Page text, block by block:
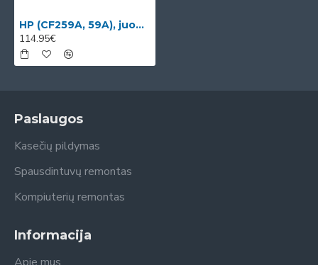
HP (CF259A, 59A), juoda kasetė
114.95€
Paslaugos
Kasečių pildymas
Spausdintuvų remontas
Kompiuterių remontas
Informacija